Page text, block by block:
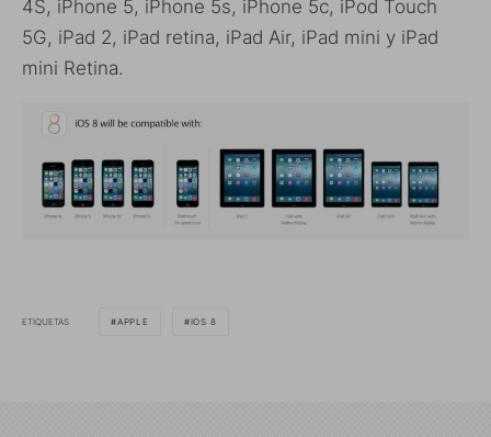
4S, iPhone 5, iPhone 5s, iPhone 5c, iPod Touch
5G, iPad 2, iPad retina, iPad Air, iPad mini y iPad
mini Retina.
ETIQUETAS APPLE IOS 8